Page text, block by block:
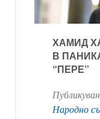
ХАМИД
В
“ПЕРЕ”
Народно